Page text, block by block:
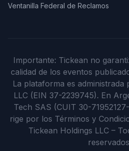
Ventanilla Federal de Reclamos
Importante: Tickean no
calidad de los eventos
La plataforma es administrada
LLC (EIN 37-2239745). En
Tech SAS (CUIT 30-
rige por los Términos y
Tickean Holdings LLC –